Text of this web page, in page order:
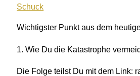
Trick
Pascal
Laub
Schuck
Wichtigster Punkt aus dem
1. Wie Du die Katastrophe
Die Folge teilst Du mit dem Link: